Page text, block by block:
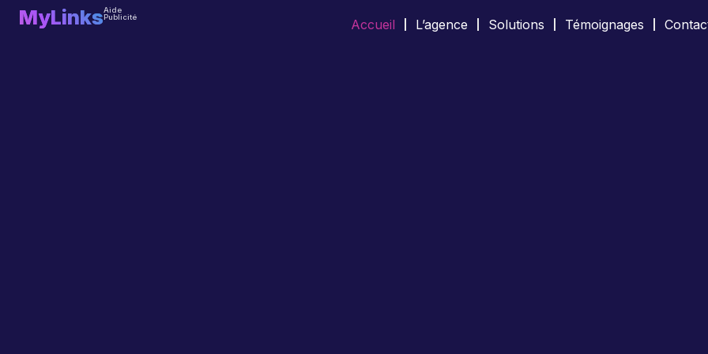
MyLinksAide
Publicité
Accueil L’agence Solutions Témoignages